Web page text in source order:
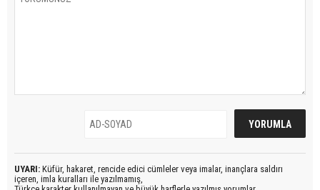
UYARI: Küfür, hakaret, rencide edici cümleler veya imalar, inançlara saldırı
içeren, imla kuralları ile yazılmamış,